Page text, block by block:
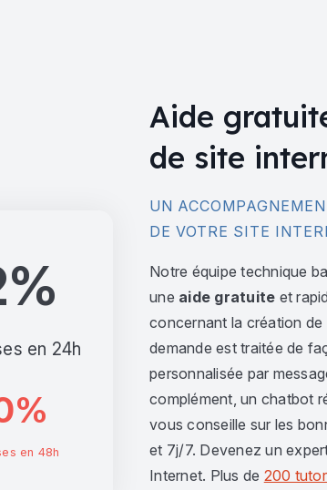
en 24h
en 48h
Aide
de site
UN
DE VOTRE SITE
Notre équipe technique
une aide gratuite et
concernant la création de
demande est traitée de
personnalisée par
complément, un chatbot
vous conseille sur les
et 7j/7. Devenez un
Internet. Plus de 200